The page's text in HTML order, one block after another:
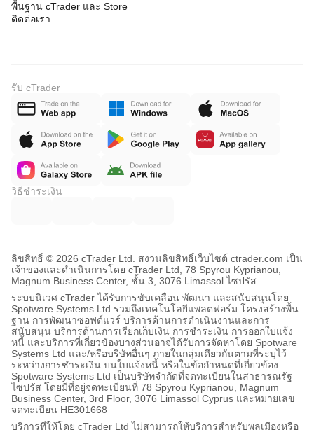
พื้นฐาน cTrader และ Store
ติดต่อเรา
รับ cTrader
วิธีชำระเงิน
ลิขสิทธิ์ © 2026 cTrader Ltd. สงวนลิขสิทธิ์เว็บไซต์ ctrader.com เป็น
เจ้าของและดำเนินการโดย cTrader Ltd, 78 Spyrou Kyprianou,
Magnum Business Center, ชั้น 3, 3076 Limassol ไซปรัส
ระบบนิเวศ cTrader ได้รับการขับเคลื่อน พัฒนา และสนับสนุนโดย
Spotware Systems Ltd รวมถึงเทคโนโลยีแพลตฟอร์ม โครงสร้างพื้น
ฐาน การพัฒนาซอฟต์แวร์ บริการด้านการดำเนินงานและการ
สนับสนุน บริการด้านการเรียกเก็บเงิน การชำระเงิน การออกใบแจ้ง
หนี้ และบริการที่เกี่ยวข้องบางส่วนอาจได้รับการจัดหาโดย Spotware
Systems Ltd และ/หรือบริษัทอื่นๆ ภายในกลุ่มเดียวกันตามที่ระบุไว้
ระหว่างการชำระเงิน บนใบแจ้งหนี้ หรือในข้อกำหนดที่เกี่ยวข้อง
Spotware Systems Ltd เป็นบริษัทจำกัดที่จดทะเบียนในสาธารณรัฐ
ไซปรัส โดยมีที่อยู่จดทะเบียนที่ 78 Spyrou Kyprianou, Magnum
Business Center, 3rd Floor, 3076 Limassol Cyprus และหมายเลข
จดทะเบียน HE301668
บริการที่ให้โดย cTrader Ltd ไม่สามารถให้บริการสำหรับพลเมืองหรือ